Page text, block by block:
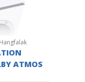
Hangfalak
ATMOS